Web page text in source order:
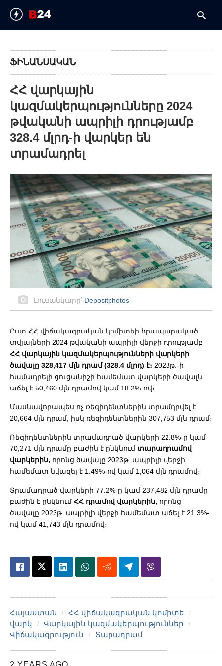
ՖԻՆԱՆՍԱԿԱՆ
ՀՀ վարկային
կազմակերպությունները 2024
թվականի ապրիլի դրությամբ
328.4 մլրդ-ի վարկեր են
տրամադրել
Լուսանկարը՝ Depositphotos
Ըստ ՀՀ վիճակագրական կոմիտեի հրապարակած
տվյալների 2024 թվականի ապրիլի վերջի դրությամբ
ՀՀ վարկային կազմակերպությունների վարկերի
ծավալը 328,417 մլն դրամ (328.4 մլրդ) է։ 2023թ.-ի
համադրելի ցուցանիշի համեմատ վարկերի ծավալն
աճել է 50,460 մլն դրամով կամ 18.2%-ով։
Մասնավորապես ոչ ռեզիդենտներին տրամդրվել է
20,664 մլն դրամ, իսկ ռեզիդենտներին 307,753 մլն դրամ։
Ռեզիդենտներին տրամադրած վարկերի 22.8%-ը կամ
70,271 մլն դրամը բաժին է ընկնում տարադրամով
վարկերին, որոնց ծավալը 2023թ. ապրիլի վերջի
համեմատ նվազել է 1.49%-ով կամ 1,064 մլն դրամով։
Տրամադրած վարկերի 77.2%-ը կամ 237,482 մլն դրամը
բաժին է ընկնում ՀՀ դրամով վարկերին, որոնց
ծավալը 2023թ. ապրիլի վերջի համեմատ աճել է 21.3%-
ով կամ 41,743 մլն դրամով։
Հայաստան
ՀՀ վիճակագրական կոմիտե
վարկ
Վարկային կազմակերպություններ
Վիճակագրություն
Տարադրամ
2 YEARS AGO